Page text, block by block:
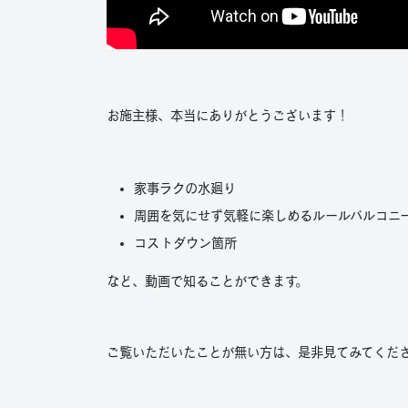
お施主様、本当にありがとうございます！
家事ラクの水廻り
周囲を気にせず気軽に楽しめるルールバルコニ
コストダウン箇所
など、動画で知ることができます。
ご覧いただいたことが無い方は、是非見てみてくだ